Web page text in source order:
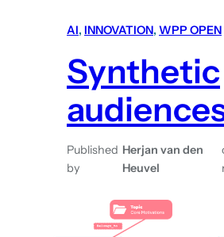
r
y
b
o
d
y
n
AI, INNOVATION, WPP OPEN
Synthetic
Published
by
Herjan van den
Heuvel